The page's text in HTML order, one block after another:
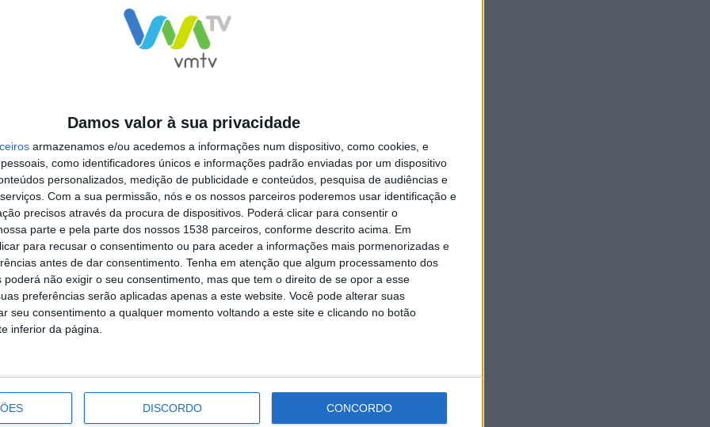
Damos valor à sua privacidade
armazenamos e/ou acedemos a informações num dispositivo, como cookies, e
como identificadores únicos e informações padrão enviadas por um dispositivo
personalizados, medição de publicidade e conteúdos, pesquisa de audiências e
Com a sua permissão, nós e os nossos parceiros poderemos usar identificação e
precisos através da procura de dispositivos. Poderá clicar para consentir o
parte e pela parte dos nossos 1538 parceiros, conforme descrito acima. Em
para recusar o consentimento ou para aceder a informações mais pormenorizadas e
antes de dar consentimento. Tenha em atenção que algum processamento dos
poderá não exigir o seu consentimento, mas que tem o direito de se opor a esse
preferências serão aplicadas apenas a este website. Você pode alterar suas
seu consentimento a qualquer momento voltando a este site e clicando no botão
inferior da página.
DISCORDO CONCORDO
população em geral e, em particular, a comunidade escolar, para
inadequada de resíduos, nas sarjetas dos passeios e/ou nos
pluviais permitindo que estas cheguem aos sistemas de
educação ambiental é um trabalho contínuo que pretende
de todos/as.
concelho